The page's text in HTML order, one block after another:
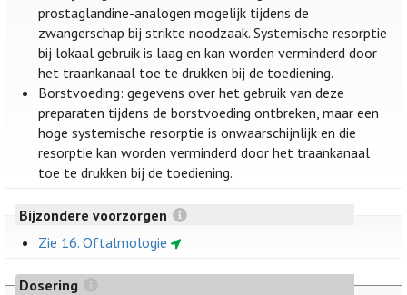
prostaglandine-analogen mogelijk tijdens de
zwangerschap bij strikte noodzaak. Systemische resorptie
bij lokaal gebruik is laag en kan worden verminderd door
het traankanaal toe te drukken bij de toediening.
Borstvoeding: gegevens over het gebruik van deze
preparaten tijdens de borstvoeding ontbreken, maar een
hoge systemische resorptie is onwaarschijnlijk en die
resorptie kan worden verminderd door het traankanaal
toe te drukken bij de toediening.
Bijzondere voorzorgen
Zie 16. Oftalmologie
Dosering